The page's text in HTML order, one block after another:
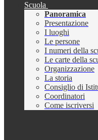
Scuola
Panoramica
Presentazione
I luoghi
Le persone
I numeri della
Le carte della
Organizzazione
La storia
Consiglio di
Coordinatori
Come iscriversi